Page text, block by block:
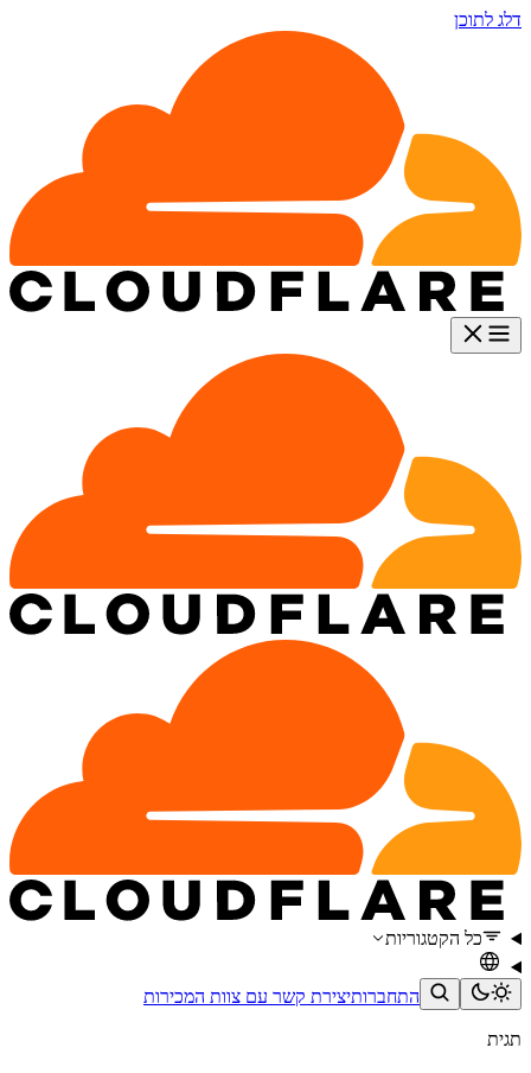
דלג לתוכן
כל הקטגוריות
התחברותיצירת קשר עם צוות המכירות
תגית